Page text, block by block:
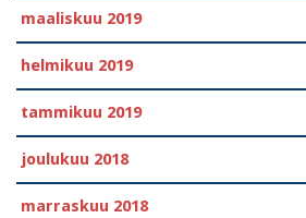
maaliskuu 2019
helmikuu 2019
tammikuu 2019
joulukuu 2018
marraskuu 2018